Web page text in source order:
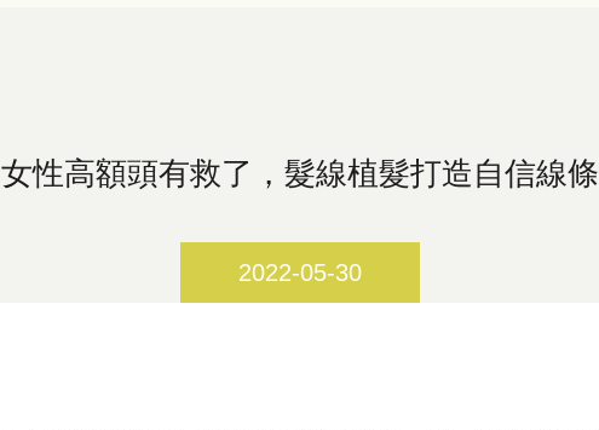
女性高額頭有救了，髮線植髮打造自信線條
2022-05-30